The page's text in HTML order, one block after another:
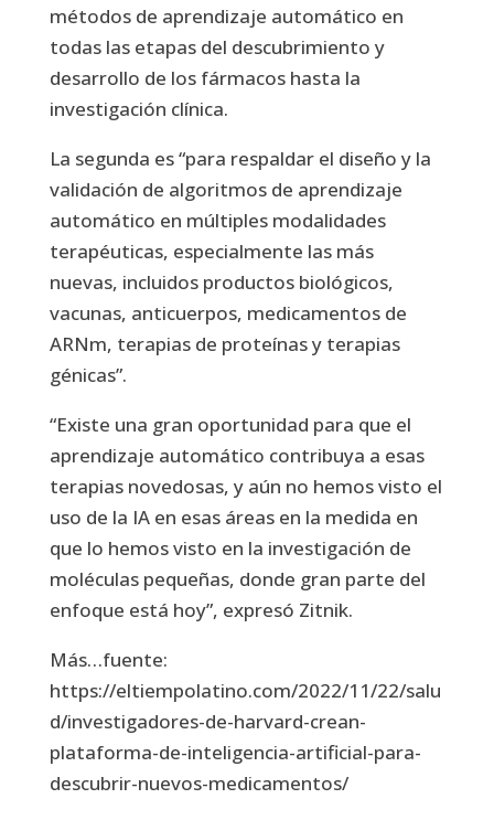
métodos de aprendizaje automático en
todas las etapas del descubrimiento y
desarrollo de los fármacos hasta la
investigación clínica.
La segunda es “para respaldar el diseño y la
validación de algoritmos de aprendizaje
automático en múltiples modalidades
terapéuticas, especialmente las más
nuevas, incluidos productos biológicos,
vacunas, anticuerpos, medicamentos de
ARNm, terapias de proteínas y terapias
génicas”.
“Existe una gran oportunidad para que el
aprendizaje automático contribuya a esas
terapias novedosas, y aún no hemos visto el
uso de la IA en esas áreas en la medida en
que lo hemos visto en la investigación de
moléculas pequeñas, donde gran parte del
enfoque está hoy”, expresó Zitnik.
Más…fuente:
https://eltiempolatino.com/2022/11/22/salu
d/investigadores-de-harvard-crean-
plataforma-de-inteligencia-artificial-para-
descubrir-nuevos-medicamentos/